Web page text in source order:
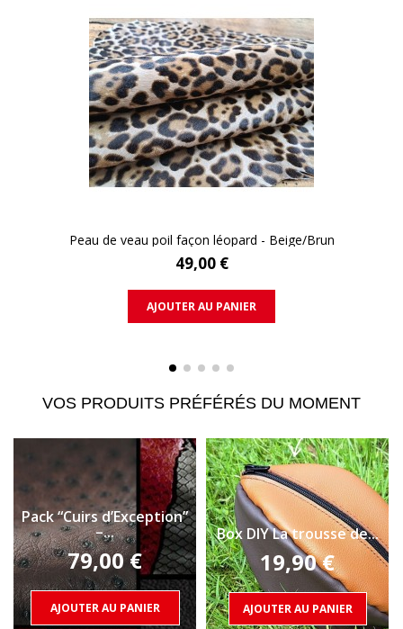
VOIR LE PRODUIT
Peau de veau poil façon léopard - Beige/Brun
49,00 €
AJOUTER AU PANIER
VOS PRODUITS PRÉFÉRÉS DU MOMENT
Pack “Cuirs d’Exception”
–...
Prix
79,00 €
AJOUTER AU PANIER
Box DIY La trousse de...
Prix
19,90 €
AJOUTER AU PANIER